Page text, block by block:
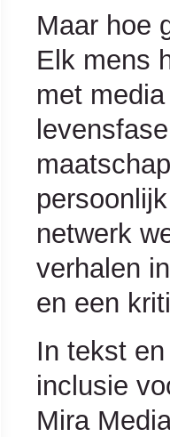
Maar hoe
Elk mens
met
netwerk
verhalen
en een
In tekst
inclusie
Mira